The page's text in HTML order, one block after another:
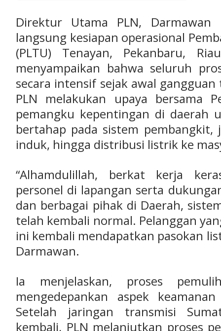
Direktur Utama PLN, Darmawan
langsung kesiapan operasional
(PLTU) Tenayan, Pekanbaru,
menyampaikan bahwa seluruh
secara intensif sejak awal
PLN melakukan upaya bersama
pemangku kepentingan di daerah
bertahap pada sistem
induk, hingga distribusi listrik ke
“Alhamdulillah, berkat kerja
personel di lapangan serta
dan berbagai pihak di Daerah,
telah kembali normal. Pelanggan
ini kembali mendapatkan pasokan
Darmawan.
Ia menjelaskan, proses
mengedepankan aspek
Setelah jaringan transmisi
kembali, PLN melanjutkan proses